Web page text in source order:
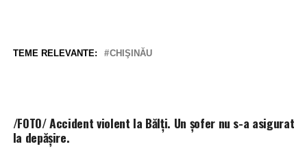
TEME RELEVANTE: CHIŞINĂU
/FOTO/ Accident violent la Bălți. Un șofer nu s-a asigurat
la depășire.